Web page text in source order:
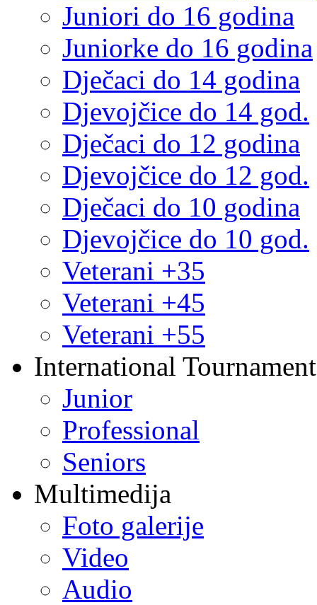
Juniori do 16 godina
Juniorke do 16 godina
Dječaci do 14 godina
Djevojčice do 14 god.
Dječaci do 12 godina
Djevojčice do 12 god.
Dječaci do 10 godina
Djevojčice do 10 god.
Veterani +35
Veterani +45
Veterani +55
International
Junior
Professional
Seniors
Multimedija
Foto galerije
Video
Audio